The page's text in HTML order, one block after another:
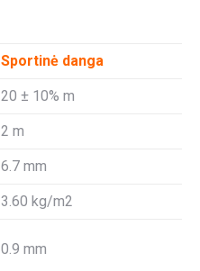
Sportinė danga
20 ± 10% m
2 m
6.7 mm
3.60 kg/m2
0.9 mm